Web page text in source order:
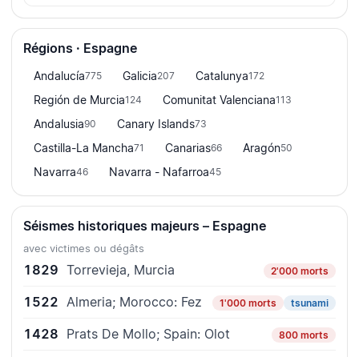
Régions · Espagne
Andalucía775 Galicia207 Catalunya172
Región de Murcia124 Comunitat Valenciana113
Andalusia90 Canary Islands73
Castilla-La Mancha71 Canarias66 Aragón50
Navarra46 Navarra - Nafarroa45
Séismes historiques majeurs – Espagne
avec victimes ou dégâts
1829 Torrevieja, Murcia 2'000 morts
1522 Almeria; Morocco: Fez 1'000 morts tsunami
1428 Prats De Mollo; Spain: Olot 800 morts